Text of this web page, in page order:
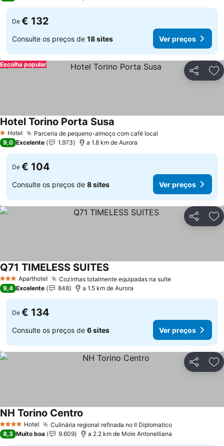
De € 132
Consulte os preços de 18 sites Ver preços
Partilhar
Escolha popular
1 Estrelas
Hotel Parceria de pequeno-almoço com café local
Hotel Torino Porta Susa
9,0 Excelente 1.973 a 1.8 km de Aurora
De € 104
Consulte os preços de 8 sites Ver preços
Partilhar
3 EstrelasAparthotel Cozinhas totalmente equipadas na suíte
Q71 TIMELESS SUITES
9,4 Excelente 848 a 1.5 km de Aurora
De € 134
Consulte os preços de 6 sites Ver preços
Partilhar
4 EstrelasHotel Culinária regional refinada no Il Diplomatico
NH Torino Centro
8,3 Muito boa 9.609 a 2.2 km de Mole Antonelliana